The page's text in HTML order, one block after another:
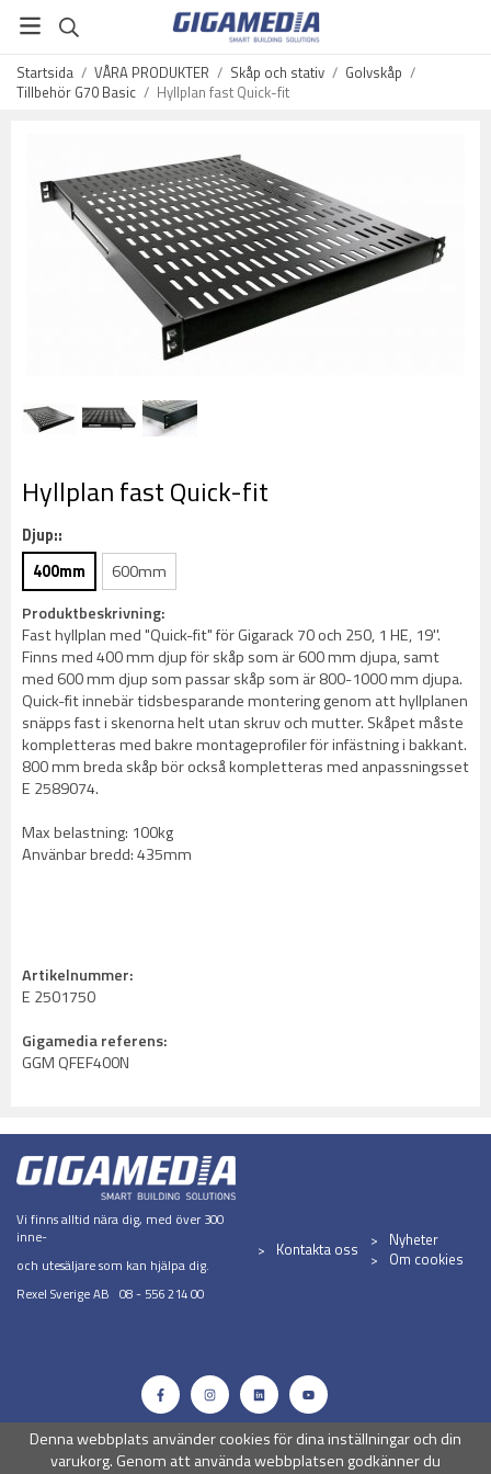
Startsida / VÅRA PRODUKTER / Skåp och stativ / Golvskåp /
Tillbehör G70 Basic / Hyllplan fast Quick-fit
Hyllplan fast Quick-fit
Djup::
400mm
600mm
Produktbeskrivning:
Fast hyllplan med "Quick-fit" för Gigarack 70 och 250, 1 HE, 19''.
Finns med 400 mm djup för skåp som är 600 mm djupa, samt
med 600 mm djup som passar skåp som är 800-1000 mm djupa.
Quick-fit innebär tidsbesparande montering genom att hyllplanen
snäpps fast i skenorna helt utan skruv och mutter. Skåpet måste
kompletteras med bakre montageprofiler för infästning i bakkant.
800 mm breda skåp bör också kompletteras med anpassningsset
E 2589074.
Max belastning: 100kg
Använbar bredd: 435mm
Artikelnummer:
E 2501750
Gigamedia referens:
GGM QFEF400N
Vi finns alltid nära dig, med över 300
inne-
och utesäljare som kan hjälpa dig.
Rexel Sverige AB 08 - 556 214 00
Kontakta oss
Nyheter
Om cookies
Denna webbplats använder cookies för dina inställningar och din
varukorg. Genom att använda webbplatsen godkänner du